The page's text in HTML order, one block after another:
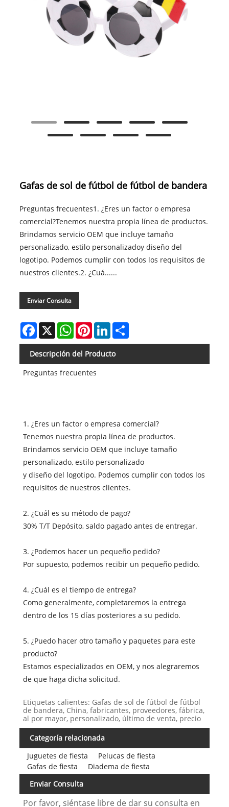
Gafas de sol de fútbol de fútbol de bandera
Preguntas frecuentes1. ¿Eres un factor o empresa
comercial?Tenemos nuestra propia línea de productos.
Brindamos servicio OEM que incluye tamaño
personalizado, estilo personalizadoy diseño del
logotipo. Podemos cumplir con todos los requisitos de
nuestros clientes.2. ¿Cuá......
Enviar Consulta
Facebook
X WhatsAppPinterestLinkedInShare
Descripción del Producto
Preguntas frecuentes
1. ¿Eres un factor o empresa comercial?
Tenemos nuestra propia línea de productos.
Brindamos servicio OEM que incluye tamaño
personalizado, estilo personalizado
y diseño del logotipo. Podemos cumplir con todos los
requisitos de nuestros clientes.
2. ¿Cuál es su método de pago?
30% T/T Depósito, saldo pagado antes de entregar.
3. ¿Podemos hacer un pequeño pedido?
Por supuesto, podemos recibir un pequeño pedido.
4. ¿Cuál es el tiempo de entrega?
Como generalmente, completaremos la entrega
dentro de los 15 días posteriores a su pedido.
5. ¿Puedo hacer otro tamaño y paquetes para este
producto?
Estamos especializados en OEM, y nos alegraremos
de que haga dicha solicitud.
Etiquetas calientes: Gafas de sol de fútbol de fútbol
de bandera, China, fabricantes, proveedores, fábrica,
al por mayor, personalizado, último de venta, precio
Categoría relacionada
Juguetes de fiesta
Pelucas de fiesta
Gafas de fiesta
Diadema de fiesta
Enviar Consulta
Por favor, siéntase libre de dar su consulta en